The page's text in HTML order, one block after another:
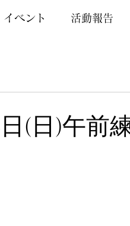
イベント 活動報告
日(日)午前